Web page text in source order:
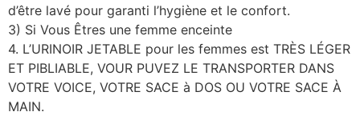
d’être lavé pour garanti l’hygiène et le confort.
3) Si Vous Êtres une femme enceinte
4. L’URINOIR JETABLE pour les femmes est TRÈS LÉGER
ET PIBLIABLE, VOUR PUVEZ LE TRANSPORTER DANS
VOTRE VOICE, VOTRE SACE à DOS OU VOTRE SACE À
MAIN.